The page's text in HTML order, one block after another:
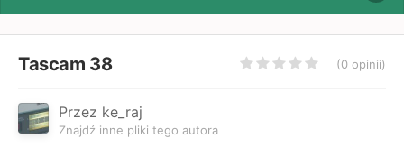
Tascam 38 (0 opinii)
Przez ke_raj
Znajdź inne pliki tego autora